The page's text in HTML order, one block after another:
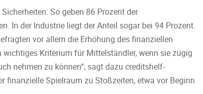
So geben 86 Prozent der
In der Industrie liegt der Anteil sogar bei 94 Prozent.
vor allem die Erhöhung des finanziellen
Kriterium für Mittelständler, wenn sie zügig
nehmen zu können“, sagt dazu creditshelf-
finanzielle Spielraum zu Stoßzeiten, etwa vor Beginn